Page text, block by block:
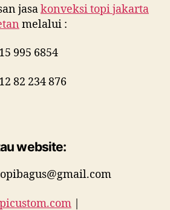
jasakonveksi topi jakarta
melalui :
995 6854
82 234 876
website:
|